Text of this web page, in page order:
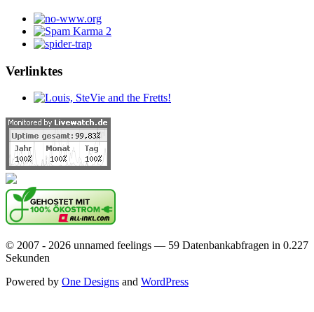
Verlinktes
© 2007 - 2026 unnamed feelings — 59 Datenbankabfragen in 0.227
Sekunden
Powered by One Designs and WordPress